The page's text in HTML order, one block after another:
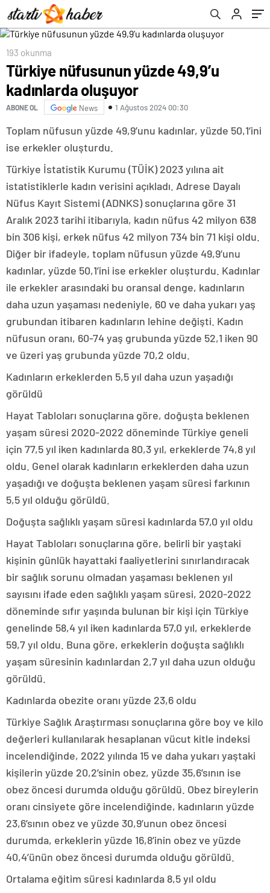
193 okunma
Türkiye nüfusunun yüzde 49,9’u
kadınlarda oluşuyor
ABONE OL News 1 Ağustos 2024 00:30
Toplam nüfusun yüzde 49,9’unu kadınlar, yüzde 50,1’ini
ise erkekler oluşturdu.
Türkiye İstatistik Kurumu (TÜİK) 2023 yılına ait
istatistiklerle kadın verisini açıkladı. Adrese Dayalı
Nüfus Kayıt Sistemi (ADNKS) sonuçlarına göre 31
Aralık 2023 tarihi itibarıyla, kadın nüfus 42 milyon 638
bin 306 kişi, erkek nüfus 42 milyon 734 bin 71 kişi oldu.
Diğer bir ifadeyle, toplam nüfusun yüzde 49,9’unu
kadınlar, yüzde 50,1’ini ise erkekler oluşturdu. Kadınlar
ile erkekler arasındaki bu oransal denge, kadınların
daha uzun yaşaması nedeniyle, 60 ve daha yukarı yaş
grubundan itibaren kadınların lehine değişti. Kadın
nüfusun oranı, 60-74 yaş grubunda yüzde 52,1 iken 90
ve üzeri yaş grubunda yüzde 70,2 oldu.
Kadınların erkeklerden 5,5 yıl daha uzun yaşadığı
görüldü
Hayat Tabloları sonuçlarına göre, doğuşta beklenen
yaşam süresi 2020-2022 döneminde Türkiye geneli
için 77,5 yıl iken kadınlarda 80,3 yıl, erkeklerde 74,8 yıl
oldu. Genel olarak kadınların erkeklerden daha uzun
yaşadığı ve doğuşta beklenen yaşam süresi farkının
5,5 yıl olduğu görüldü.
Doğuşta sağlıklı yaşam süresi kadınlarda 57,0 yıl oldu
Hayat Tabloları sonuçlarına göre, belirli bir yaştaki
kişinin günlük hayattaki faaliyetlerini sınırlandıracak
bir sağlık sorunu olmadan yaşaması beklenen yıl
sayısını ifade eden sağlıklı yaşam süresi, 2020-2022
döneminde sıfır yaşında bulunan bir kişi için Türkiye
genelinde 58,4 yıl iken kadınlarda 57,0 yıl, erkeklerde
59,7 yıl oldu. Buna göre, erkeklerin doğuşta sağlıklı
yaşam süresinin kadınlardan 2,7 yıl daha uzun olduğu
görüldü.
Kadınlarda obezite oranı yüzde 23,6 oldu
Türkiye Sağlık Araştırması sonuçlarına göre boy ve kilo
değerleri kullanılarak hesaplanan vücut kitle indeksi
incelendiğinde, 2022 yılında 15 ve daha yukarı yaştaki
kişilerin yüzde 20,2’sinin obez, yüzde 35,6’sının ise
obez öncesi durumda olduğu görüldü. Obez bireylerin
oranı cinsiyete göre incelendiğinde, kadınların yüzde
23,6’sının obez ve yüzde 30,9’unun obez öncesi
durumda, erkeklerin yüzde 16,8’inin obez ve yüzde
40,4’ünün obez öncesi durumda olduğu görüldü.
Ortalama eğitim süresi kadınlarda 8,5 yıl oldu